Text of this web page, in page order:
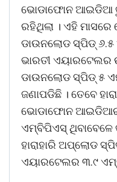
ଭୋଡାଫୋନ ଆଇଡିଆ
ରହିଥିଲା । ଏହି
ଡାଉନଲୋଡ ସ୍ପିଡ୍
ଭାରତୀ ଏୟାରଟେଲର
ଡାଉନଲୋଡ ସ୍ପିଡ୍ ୫
ଜଣାପଡିଛି । ତେବେ
ଭୋଡାଫୋନ ଆଇଡିଆର
ଏମ୍‌ବିପିଏସ୍ ଥିବାବେଳେ
ହାରାହାରି ଅପ୍‌ଲୋଡ
ଏୟାରଟେଲର ୩.୯